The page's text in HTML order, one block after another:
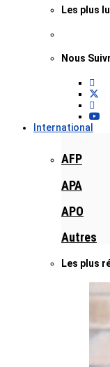
Les plus
Nous
International
AFP
APA
APO
Autres
Les plus